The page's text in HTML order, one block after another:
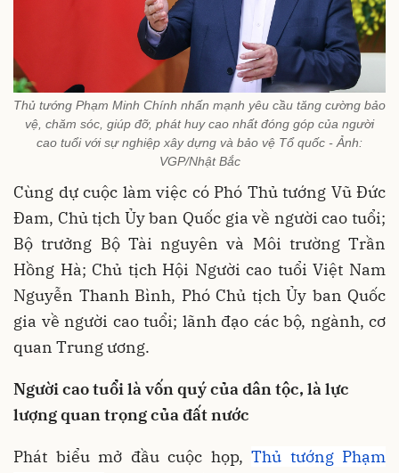
Thủ tướng Phạm Minh Chính nhấn mạnh yêu cầu tăng cường bảo
vệ, chăm sóc, giúp đỡ, phát huy cao nhất đóng góp của người
cao tuổi với sự nghiệp xây dựng và bảo vệ Tổ quốc - Ảnh:
VGP/Nhật Bắc
Cùng dự cuộc làm việc có Phó Thủ tướng Vũ Đức
Đam, Chủ tịch Ủy ban Quốc gia về người cao tuổi;
Bộ trưởng Bộ Tài nguyên và Môi trường Trần
Hồng Hà; Chủ tịch Hội Người cao tuổi Việt Nam
Nguyễn Thanh Bình, Phó Chủ tịch Ủy ban Quốc
gia về người cao tuổi; lãnh đạo các bộ, ngành, cơ
quan Trung ương.
Người cao tuổi là vốn quý của dân tộc, là lực
lượng quan trọng của đất nước
Phát biểu mở đầu cuộc họp, Thủ tướng Phạm